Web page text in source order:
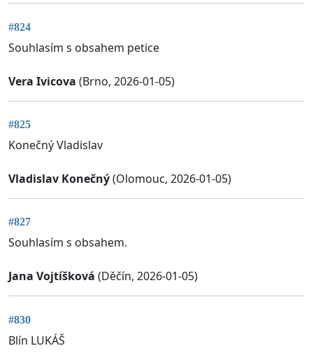
#824
Souhlasím s obsahem petice
Vera Ivicova (Brno, 2026-01-05)
#825
Konečný Vladislav
Vladislav Konečný(Olomouc, 2026-01-05)
#827
Souhlasím s obsahem.
Jana Vojtíšková (Děčín, 2026-01-05)
#830
Blín LUKÁŠ